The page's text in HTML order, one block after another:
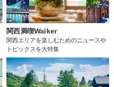
関西満喫Walker
関西エリアを楽しむためのニュースや
トピックスを大特集